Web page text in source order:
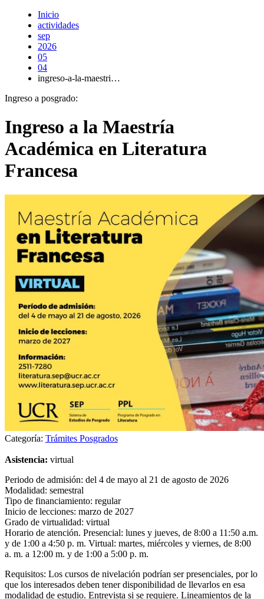
Inicio
actividades
sep
2026
05
04
ingreso-a-la-maestri…
Ingreso a posgrado:
Ingreso a la Maestría
Académica en Literatura
Francesa
Categoría: Trámites Posgrados
Asistencia: virtual
Periodo de admisión: del 4 de mayo al 21 de agosto de 2026
Modalidad: semestral
Tipo de financiamiento: regular
Inicio de lecciones: marzo de 2027
Grado de virtualidad: virtual
Horario de atención. Presencial: lunes y jueves, de 8:00 a 11:50 a.m.
y de 1:00 a 4:50 p. m. Virtual: martes, miércoles y viernes, de 8:00
a. m. a 12:00 m. y de 1:00 a 5:00 p. m.
Requisitos: Los cursos de nivelación podrían ser presenciales, por lo
que los interesados deben tener disponibilidad de llevarlos en esa
modalidad de estudio. Entrevista si se requiere. Lineamientos de la